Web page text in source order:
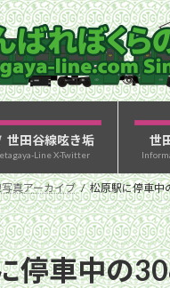
世田谷線呟き垢
Line X-Twitter
世
真アーカイブ 松原駅に停車中
停車中の